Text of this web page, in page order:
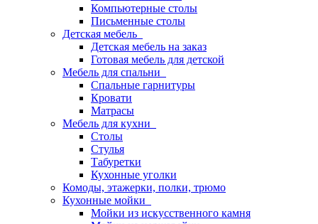
Компьютерные столы
Письменные столы
Детская мебель
Детская мебель на заказ
Готовая мебель для детской
Мебель для спальни
Спальные гарнитуры
Кровати
Матрасы
Мебель для кухни
Столы
Стулья
Табуретки
Кухонные уголки
Комоды, этажерки, полки, трюмо
Кухонные мойки
Мойки из искусственного камня